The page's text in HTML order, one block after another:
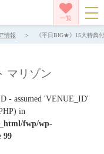
一覧
情報 《平日BIG★》15大特典
マリゾン
- assumed 'VENUE_ID'
in
fwp/wp-
99